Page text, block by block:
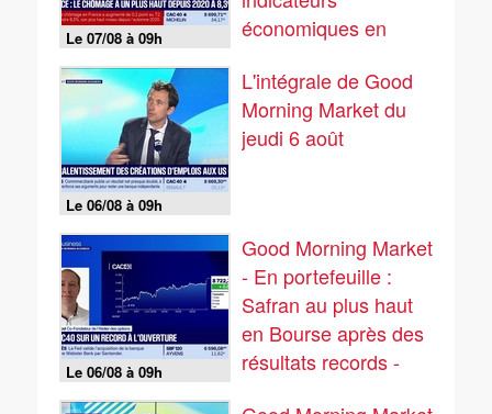
Le 07/08 à 09h
économiques en
s'améliorent - 07/08
Le 06/08 à 09h
L'intégrale de Good
Morning Market du
jeudi 6 août
Le 06/08 à 09h
Good Morning Market
- En portefeuille :
Safran au plus haut
en Bourse après des
résultats records -